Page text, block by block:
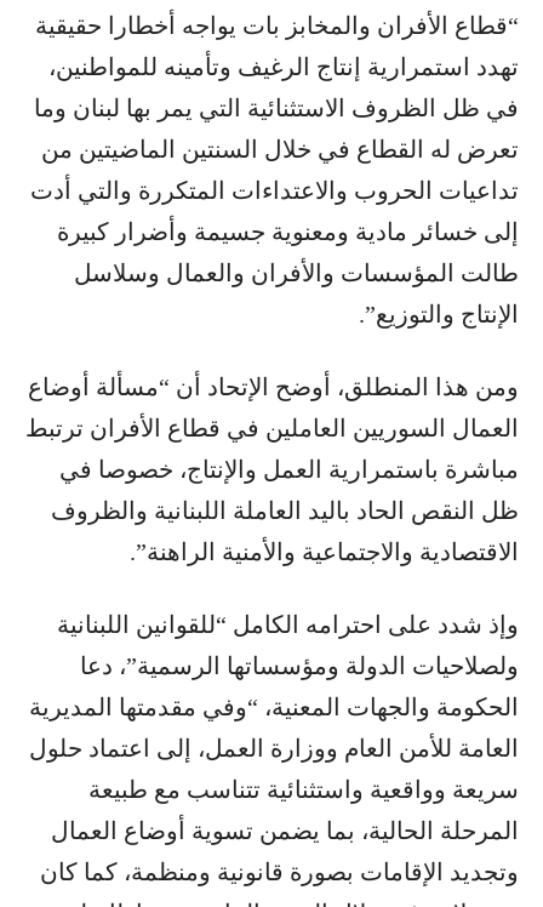
“قطاع الأفران والمخابز بات يواجه أخطارا حقيقية
تهدد استمرارية إنتاج الرغيف وتأمينه للمواطنين،
في ظل الظروف الاستثنائية التي يمر بها لبنان وما
تعرض له القطاع في خلال السنتين الماضيتين من
تداعيات الحروب والاعتداءات المتكررة والتي أدت
إلى خسائر مادية ومعنوية جسيمة وأضرار كبيرة
طالت المؤسسات والأفران والعمال وسلاسل
الإنتاج والتوزيع”.
ومن هذا المنطلق، أوضح الإتحاد أن “مسألة أوضاع
العمال السوريين العاملين في قطاع الأفران ترتبط
مباشرة باستمرارية العمل والإنتاج، خصوصا في
ظل النقص الحاد باليد العاملة اللبنانية والظروف
الاقتصادية والاجتماعية والأمنية الراهنة”.
وإذ شدد على احترامه الكامل “للقوانين اللبنانية
ولصلاحيات الدولة ومؤسساتها الرسمية”، دعا
الحكومة والجهات المعنية، “وفي مقدمتها المديرية
العامة للأمن العام ووزارة العمل، إلى اعتماد حلول
سريعة وواقعية واستثنائية تتناسب مع طبيعة
المرحلة الحالية، بما يضمن تسوية أوضاع العمال
وتجديد الإقامات بصورة قانونية ومنظمة، كما كان